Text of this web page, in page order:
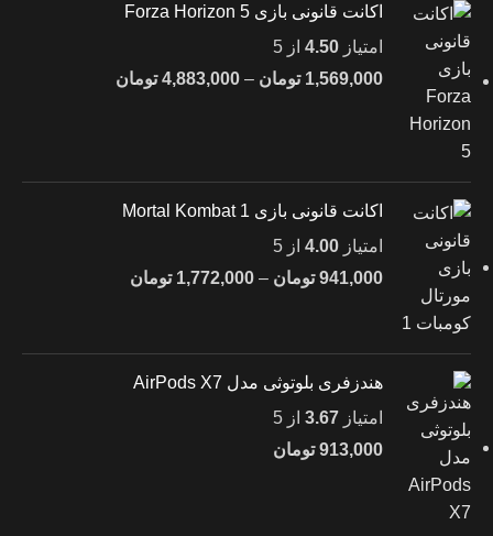
اکانت قانونی بازی Forza Horizon 5
امتیاز 4.50 از 5
1,569,000 تومان –
4,883,000 تومان
اکانت قانونی بازی Mortal Kombat 1
امتیاز 4.00 از 5
941,000 تومان –
1,772,000 تومان
هندزفری بلوتوثی مدل AirPods X7
امتیاز 3.67 از 5
913,000 تومان